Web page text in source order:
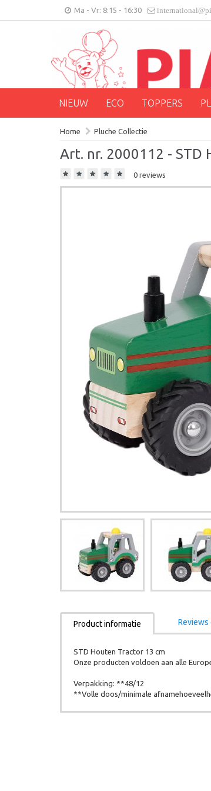
Ma - Vr: 8:15 - 16:30
NIEUW ECO TOPPERS
Home Pluche Collectie
Art. nr. 2000112 - STD
0 reviews
Product informatie Reviews
STD Houten Tractor 13 cm
Onze producten voldoen aan alle
Verpakking: **48/12
**Volle doos/minimale